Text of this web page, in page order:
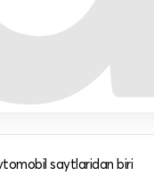
saytlaridan biri